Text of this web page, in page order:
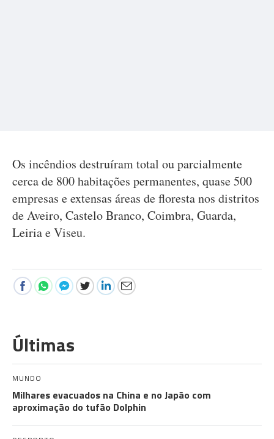
Os incêndios destruíram total ou parcialmente
cerca de 800 habitações permanentes, quase 500
empresas e extensas áreas de floresta nos distritos
de Aveiro, Castelo Branco, Coimbra, Guarda,
Leiria e Viseu.
Últimas
MUNDO
Milhares evacuados na China e no Japão com
aproximação do tufão Dolphin